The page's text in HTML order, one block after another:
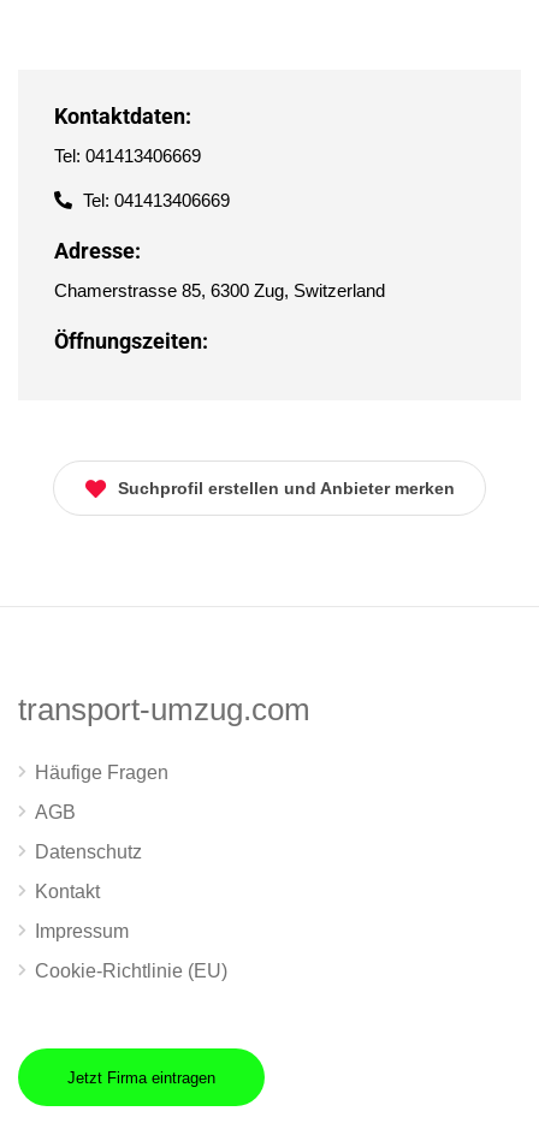
Kontaktdaten:
Tel: 041413406669
Tel: 041413406669
Adresse:
Chamerstrasse 85, 6300 Zug, Switzerland
Öffnungszeiten:
Suchprofil erstellen und Anbieter merken
transport-umzug.com
Häufige Fragen
AGB
Datenschutz
Kontakt
Impressum
Cookie-Richtlinie (EU)
Jetzt Firma eintragen